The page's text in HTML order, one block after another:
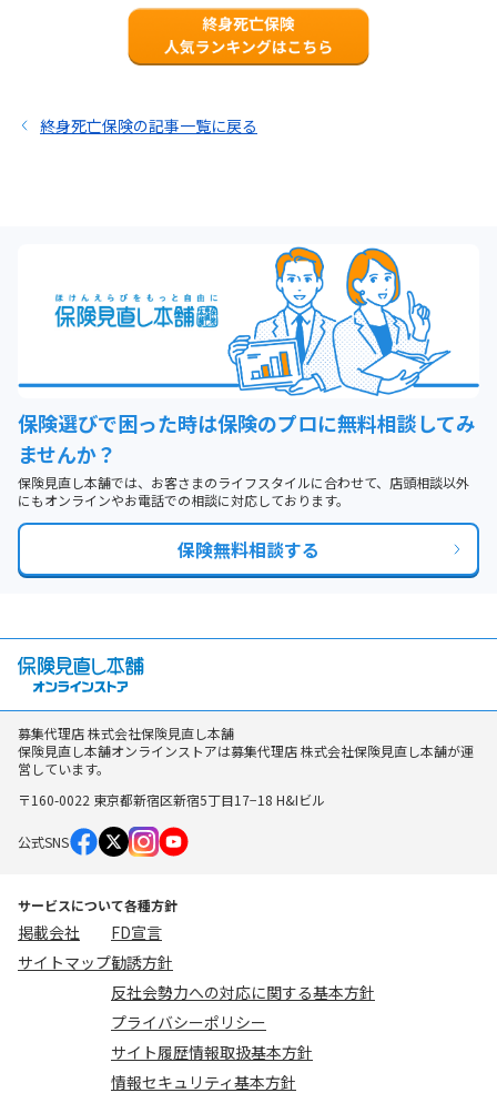
終身死亡保険の記事一覧に戻る
保険選びで困った時は保険のプロに無料相談してみ
ませんか？
保険見直し本舗では、お客さまのライフスタイルに合わせて、店頭相談以外
にもオンラインやお電話での相談に対応しております。
保険無料相談する
募集代理店 株式会社保険見直し本舗
保険見直し本舗オンラインストアは募集代理店 株式会社保険見直し本舗が運
営しています。
〒160-0022 東京都新宿区新宿5丁目17−18 H&Iビル
公式SNS
サービスについて各種方針
掲載会社
サイトマップ
FD宣言
勧誘方針
反社会勢力への対応に関する基本方針
プライバシーポリシー
サイト履歴情報取扱基本方針
情報セキュリティ基本方針